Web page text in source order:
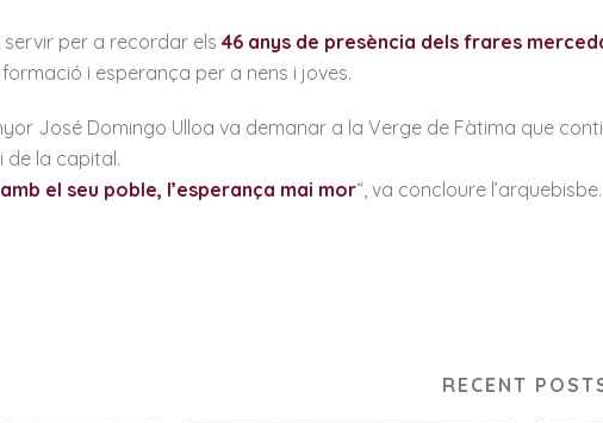
servir per a recordar els 46 anys de presència dels frares
i esperança per a nens i joves.
José Domingo Ulloa va demanar a la Verge de Fàtima que
de la capital.
el seu poble, l’esperança mai mor“, va concloure l’arquebisbe.
RECENT